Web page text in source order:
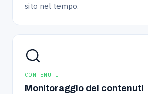
sito nel tempo.
CONTENUTI
Monitoraggio dei contenuti